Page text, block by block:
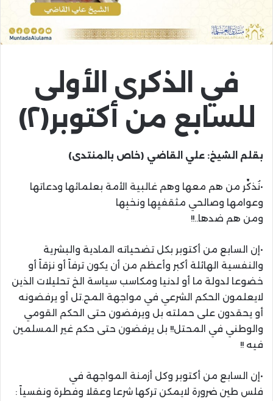
في الذكرى الأولى
للسابع من أكتوبر(٢)
بقلم الشيخ: علي القاضي (خاص بالمنتدى)
•نُذكِّر من هم معها وهم غالبية الأمة بعلمائها ودعاتها
وعوامها وصالحي مثقفيِها ونخبِها
ومن هم ضدها..!!
•إن السابع من أكتوبر بكل تضحياته المادية والبشرية
والنفسية الهائلة أكبر وأعظم من أن يكون ترفاً أو نزقاً أو
خضوعا لدولة ما أو لدنيا ومكاسب سياسة الخ تحليلات الذين
لايعلمون الحكم الشرعي في مواجهة المح.تل أو يرفضونه
أو يحقدون على حملته بل ويرفضون حتى الحكم القومي
والوطني في المحتل!! بل يرفضون حتى حكم غير المسلمين
فيه !!
•إن السابع من أكتوبر وكل أزمنة المواجهة في
فلس طين ضرورة لايمكن تركها شرعا وعقلا وفطرة ونفسياً :